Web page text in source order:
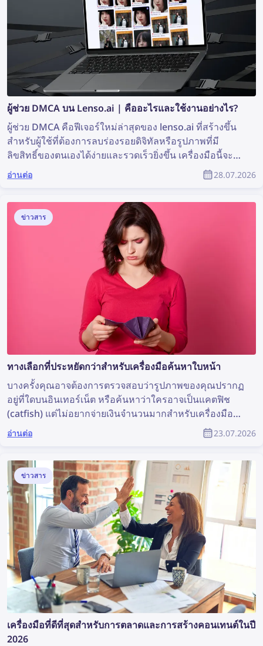
ผู้ช่วย DMCA บน Lenso.ai | คืออะไรและใช้งานอย่างไร?
ผู้ช่วย DMCA คือฟีเจอร์ใหม่ล่าสุดของ lenso.ai ที่สร้างขึ้น
สำหรับผู้ใช้ที่ต้องการลบร่องรอยดิจิทัลหรือรูปภาพที่มี
ลิขสิทธิ์ของตนเองได้ง่ายและรวดเร็วยิ่งขึ้น เครื่องมือนี้จะ
สร้างอีเมลที่พร้อมคัดลอกและวาง เพื่อใช้ส่งคำขอลบเนื้อหา
ตาม DMCA ไปยังเว็บไซต์ที่พบรูปภาพของคุณ อ่านต่อเพื่อดู
ได้อย่างไรด้วยความช่วยเหลือจากผู้ช่วย DMCA ของ
lenso.ai
อ่านต่อ 28.07.2026
ข่าวสาร
ทางเลือกที่ประหยัดกว่าสำหรับเครื่องมือค้นหาใบหน้า
บางครั้งคุณอาจต้องการตรวจสอบว่ารูปภาพของคุณปรากฏ
อยู่ที่ใดบนอินเทอร์เน็ต หรือค้นหาว่าใครอาจเป็นแคตฟิช
(catfish) แต่ไม่อยากจ่ายเงินจำนวนมากสำหรับเครื่องมือ
ค้นหาใบหน้า มาดูทางเลือกที่มีราคาย่อมเยาแต่ยังคงมี
ประสิทธิภาพกัน
อ่านต่อ 23.07.2026
ข่าวสาร
เครื่องมือที่ดีที่สุดสำหรับการตลาดและการสร้างคอนเทนต์ในปี
2026